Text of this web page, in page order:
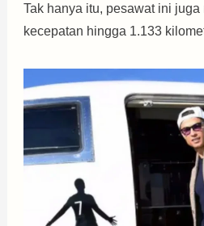
Tak hanya itu, pesawat ini
kecepatan hingga 1.133